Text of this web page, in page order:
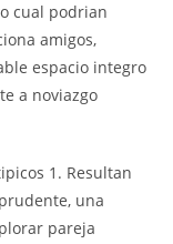
cual podri­an
amigos,
espacio integro
a noviazgo
1. Resultan
una
pareja